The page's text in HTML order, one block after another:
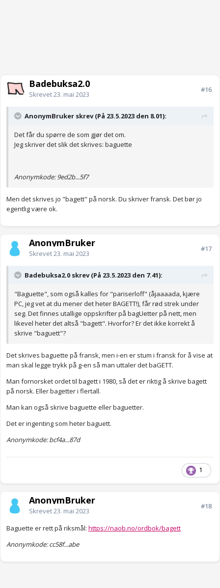
Badebuksa2.0
Skrevet23. mai 2023
#16
AnonymBruker skrev (På 23.5.2023 den 8.01):
Det får du spørre de som gjør det om.
Jeg skriver det slik det skrives: baguette
Anonymkode: 9ed2b...5f7
Men det skrives jo "bagett" på norsk. Du skriver fransk. Det bør jo
egentlig være ok.
AnonymBruker
Skrevet23. mai 2023
#17
Badebuksa2.0 skrev (På 23.5.2023 den 7.41):
"Baguette", som også kalles for "pariserloff" (åjaaaada, kjære
PC, jeg vet at du mener det heter BAGETT!), får rød strek under
seg. Det finnes utallige oppskrifter på bagUetter på nett, men
likevel heter det altså "bagett". Hvorfor? Er det ikke korrekt å
skrive "baguett"?
Det skrives baguette på fransk, men i-en er stum i fransk for å vise at
man skal legge trykk på g-en så man uttaler det baGETT.
Man fornorsket ordet til bagett i 1980, så det er riktig å skrive bagett
på norsk. Eller bagetter i flertall.
Man kan også skrive baguette eller baguetter.
Det er ingenting som heter baguett.
Anonymkode: bcf4a...87d
1
AnonymBruker
Skrevet23. mai 2023
#18
Baguette er rett på riksmål: https://naob.no/ordbok/bagett
Anonymkode: cc58f...abe